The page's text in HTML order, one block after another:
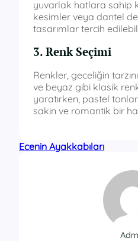
yuvarlak hatlara sahip
kesimler veya dantel
tasarımlar tercih
3. Renk Seçimi
Renkler, geceliğin
ve beyaz gibi klasik
yaratırken, pastel
sakin ve romantik bir
Ecenin Ayakkabıları